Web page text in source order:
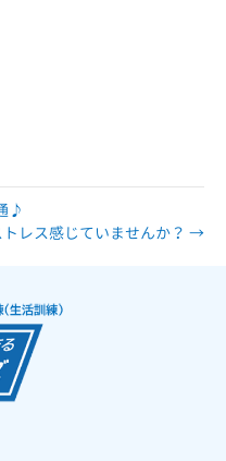
♪
トレス感じていませんか？ →